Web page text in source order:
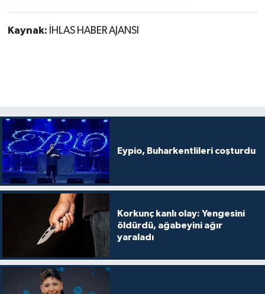
Kaynak: İHLAS HABER AJANSI
Eypio, Buharkentlileri coşturdu
Korkunç kanlı olay: Yengesini
öldürdü, ağabeyini ağır
yaraladı